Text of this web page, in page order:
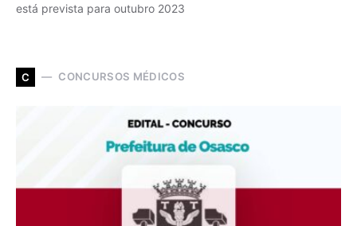
está prevista para outubro 2023
C CONCURSOS MÉDICOS